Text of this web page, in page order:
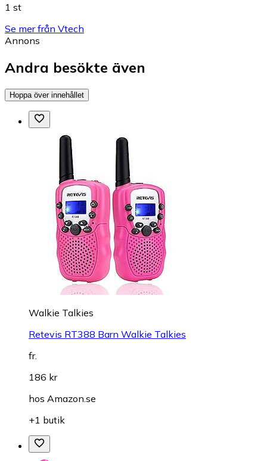
1 st
Se mer från Vtech
Annons
Andra besökte även
Hoppa över innehållet
Walkie Talkies
Retevis RT388 Barn Walkie Talkies
fr.
186 kr
hos Amazon.se
+1 butik